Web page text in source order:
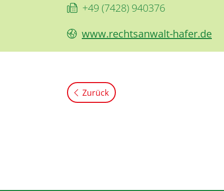
+49 (7428) 940376
www.rechtsanwalt-hafer.de
Zurück